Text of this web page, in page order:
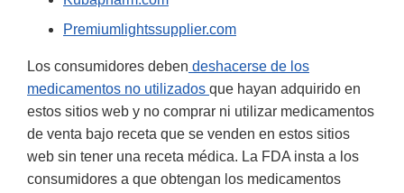
Premiumlightssupplier.com
Los consumidores deben deshacerse de los
medicamentos no utilizados que hayan adquirido en
estos sitios web y no comprar ni utilizar medicamentos
de venta bajo receta que se venden en estos sitios
web sin tener una receta médica. La FDA insta a los
consumidores a que obtengan los medicamentos